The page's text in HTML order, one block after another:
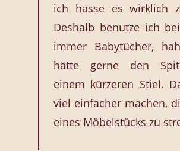
ich hasse es wirklich
Deshalb benutze ich
immer Babytücher,
hätte gerne den
einem kürzeren Stiel.
viel einfacher machen,
eines Möbelstücks zu